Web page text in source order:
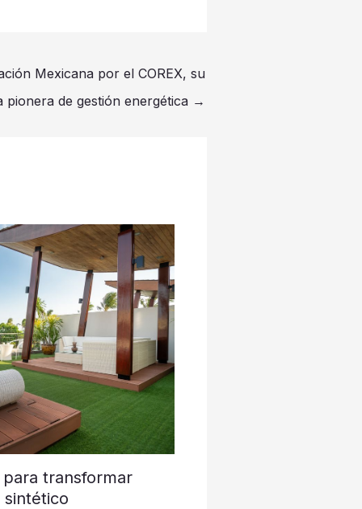
Mexicana por el COREX, su
pionera de gestión energética →
transformar
sintético